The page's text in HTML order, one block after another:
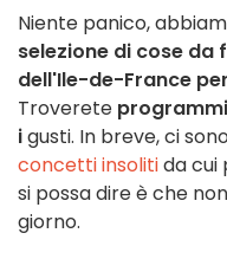
Niente panico,
selezione di cose da
dell'Ile-de-France
Troverete
igusti. In breve, ci
concetti insolitida cui
si possa dire è che
giorno.